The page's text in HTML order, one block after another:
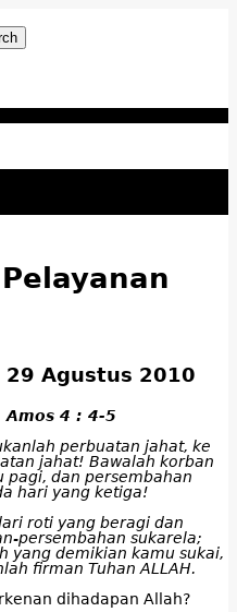
Holistik, Teknologi, dan
29 Agustus 2010
Amos 4 : 4-5
perbuatan jahat, ke
jahat! Bawalah korban
pagi, dan persembahan
hari yang ketiga!
roti yang beragi dan
persembahan sukarela;
yang demikian kamu sukai,
firman Tuhan ALLAH.
dihadapan Allah?